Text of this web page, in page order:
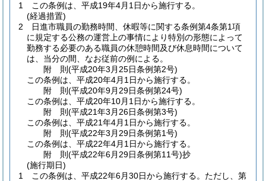
1
この条例は、平成19年4月1日から施行する。
(経過措置)
2
日進市職員の勤務時間、休暇等に関する条例第4条第1項
に規定する公務の運営上の事情により特別の形態によって
勤務する必要のある職員の休憩時間及び休息時間について
は、当分の間、なお従前の例による。
附 則(平成20年3月25日条例第2号)
この条例は、平成20年4月1日から施行する。
附 則(平成20年9月29日条例第24号)
この条例は、平成20年10月1日から施行する。
附 則(平成21年3月26日条例第3号)
この条例は、平成21年4月1日から施行する。
附 則(平成22年3月29日条例第1号)
この条例は、平成22年4月1日から施行する。
附 則(平成22年6月29日条例第11号)抄
(施行期日)
1
この条例は、平成22年6月30日から施行する。 ただし、第